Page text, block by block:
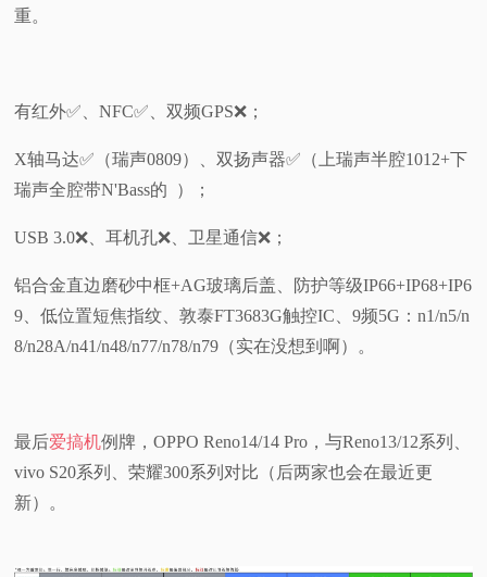
重。
有红外✅️、NFC✅️、双频GPS❌️；
X轴马达✅（瑞声0809）️、双扬声器✅（上瑞声半腔1012+下
瑞声全腔带N'Bass的 ）；
USB 3.0❌、耳机孔❌、卫星通信❌；
铝合金直边磨砂中框+AG玻璃后盖、防护等级IP66+IP68+IP6
9、低位置短焦指纹、敦泰FT3683G触控IC、9频5G：n1/n5/n
8/n28A/n41/n48/n77/n78/n79（实在没想到啊）。
最后爱搞机例牌，OPPO Reno14/14 Pro，与Reno13/12系列、
vivo S20系列、荣耀300系列对比（后两家也会在最近更
新）。